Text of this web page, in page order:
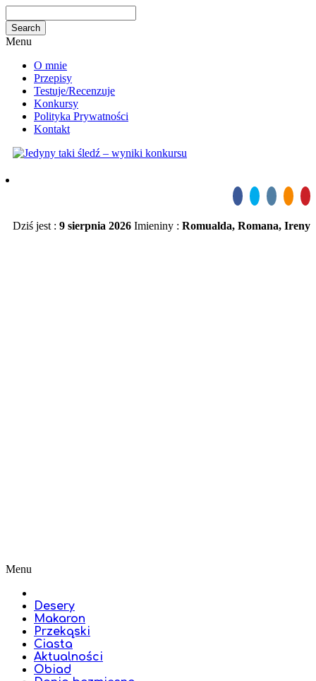
Menu
O mnie
Przepisy
Testuje/Recenzuje
Konkursy
Polityka Prywatności
Kontakt
Dziś jest : 9 sierpnia 2026 Imieniny : Romualda, Romana, Ireny
Menu
Desery
Makaron
Przekąski
Ciasta
Aktualności
Obiad